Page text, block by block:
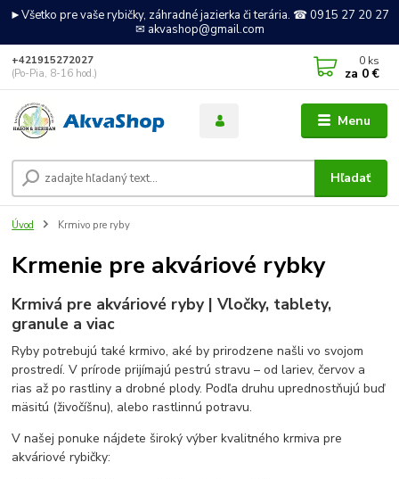
►Všetko pre vaše rybičky, záhradné jazierka či terária. ☎ 0915 27 20 27
✉ akvashop@gmail.com
Menu
Hľadať
+421915272027
(Po-Pia, 8-16 hod.)
0 ks
za 0 €
Úvod Krmivo pre ryby
Krmenie pre akváriové rybky
Krmivá pre akváriové ryby | Vločky, tablety,
granule a viac
Ryby potrebujú také krmivo, aké by prirodzene našli vo svojom
prostredí. V prírode prijímajú pestrú stravu – od lariev, červov a
rias až po rastliny a drobné plody. Podľa druhu uprednostňujú buď
mäsitú (živočíšnu), alebo rastlinnú potravu.
V našej ponuke nájdete široký výber kvalitného krmiva pre
akváriové rybičky: